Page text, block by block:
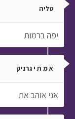
טליה
יפה ברמות
א מ ת י גרניק
אני אוהב את